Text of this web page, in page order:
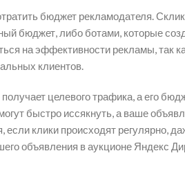
бюджет рекламодателя.
бюджет, либо ботами, которые
на эффективности рекламы, так
клиентов.
целевого трафика, а его
быстро иссякнуть, а ваше
клики происходят регулярно,
объявления в аукционе Яндекс